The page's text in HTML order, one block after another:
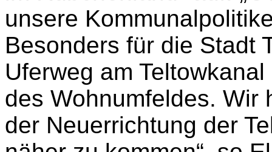
unsere
Besonders für die Stadt
Uferweg am
des Wohnumfeldes. Wir
der Neuerrichtung der